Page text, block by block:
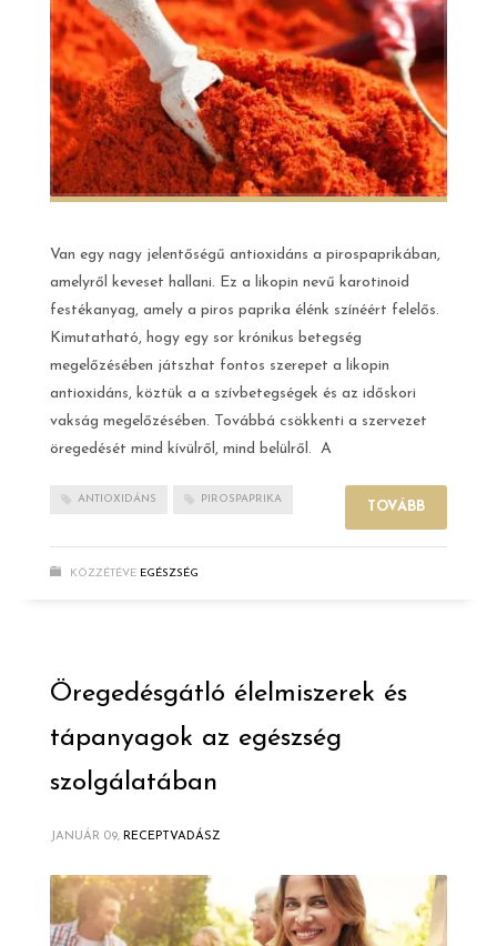
Van egy nagy jelentőségű antioxidáns a pirospaprikában,
amelyről keveset hallani. Ez a likopin nevű karotinoid
festékanyag, amely a piros paprika élénk színéért felelős.
Kimutatható, hogy egy sor krónikus betegség
megelőzésében játszhat fontos szerepet a likopin
antioxidáns, köztük a a szívbetegségek és az időskori
vakság megelőzésében. Továbbá csökkenti a szervezet
öregedését mind kívülről, mind belülről. A
ANTIOXIDÁNS PIROSPAPRIKA
TOVÁBB
KÖZZÉTÉVE EGÉSZSÉG
Öregedésgátló élelmiszerek és
tápanyagok az egészség
szolgálatában
JANUÁR 09, RECEPTVADÁSZ